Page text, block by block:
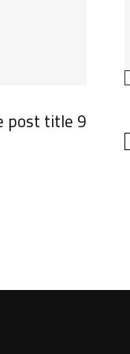
post title 9